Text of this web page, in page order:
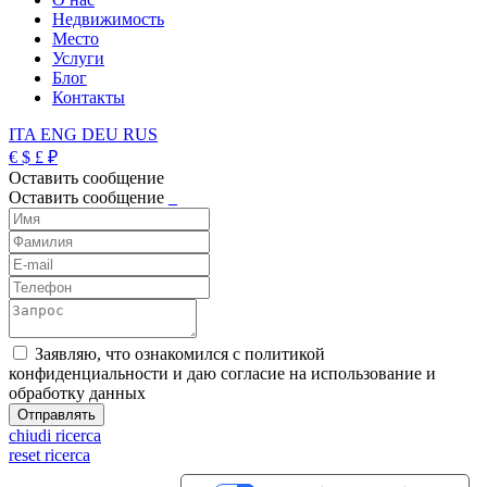
Недвижимость
Место
Услуги
Блог
Контакты
ITAENG DEU RUS
€ $ £ ₽
Оставить сообщение
Оставить сообщение
Заявляю, что ознакомился с политикой
конфиденциальности и даю согласие на использование и
обработку данных
chiudi ricerca
reset ricerca